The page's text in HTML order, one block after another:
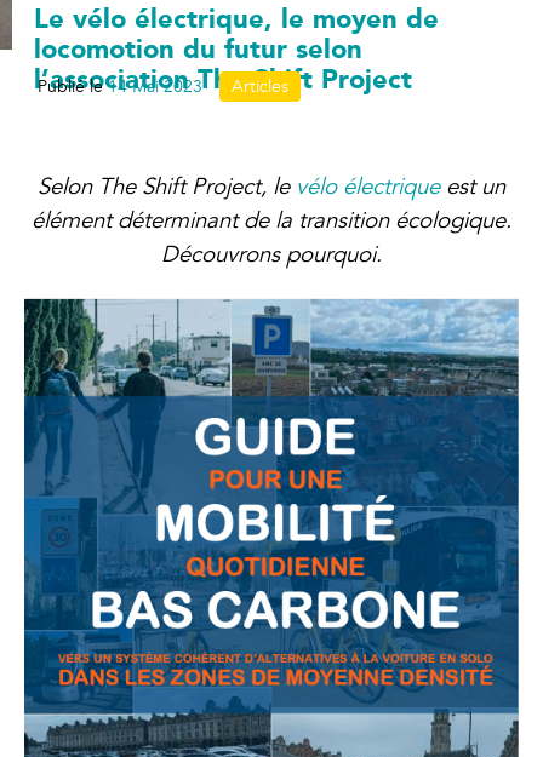
Le vélo électrique, le moyen de
locomotion du futur selon
l’association The Shift Project
Publié le14 Mai 2023 Articles
Selon The Shift Project, levélo électriqueest un
élément déterminant de la transition écologique.
Découvrons pourquoi.